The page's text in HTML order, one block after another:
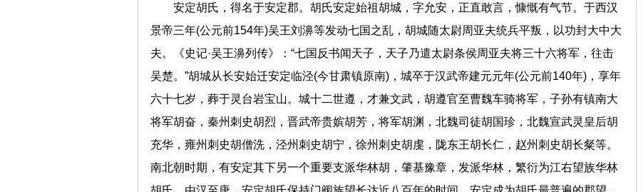
安定胡氏，得名于安定郡。胡氏安定始祖胡城，字允安，正直敢言，慷慨有气节。于西汉
景帝三年(公元前154年)吴王刘濞等发动七国之乱，胡城随太尉周亚夫统兵平叛，以功封大中大
夫。《史记·吴王濞列传》：“七国反书闻天子，天子乃遣太尉条侯周亚夫将三十六将军，往击
吴楚。”胡城从长安始迁安定临泾(今甘肃镇原南)，城卒于汉武帝建元元年(公元前140年)，享年
六十七岁，葬于灵台岩宝山。城十二世遵，才兼文武，胡遵官至曹魏车骑将军，子孙有镇南大
将军胡奋，秦州刺史胡烈，晋武帝贵嫔胡芳，将军胡渊，北魏司徒胡国珍，北魏宣武灵皇后胡
充华，雍州刺史胡僧洗，泾州刺史胡宁，徐州刺史胡虔，陇东王胡长仁，赵州刺史胡长粲等。
南北朝时期，有安定其下另一个重要支派华林胡，肇基豫章，发派华林，繁衍为江右望族华林